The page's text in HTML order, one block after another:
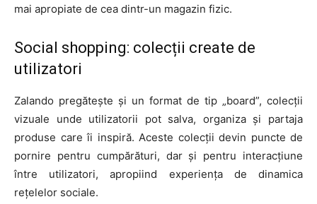
mai apropiate de cea dintr-un magazin fizic.
Social shopping: colecții create de
utilizatori
Zalando pregătește și un format de tip „board”, colecții
vizuale unde utilizatorii pot salva, organiza și partaja
produse care îi inspiră. Aceste colecții devin puncte de
pornire pentru cumpărături, dar și pentru interacțiune
între utilizatori, apropiind experiența de dinamica
rețelelor sociale.